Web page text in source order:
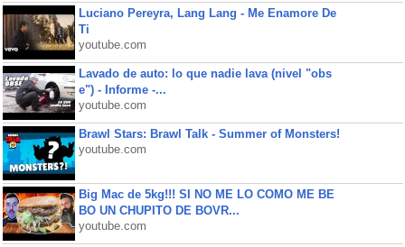
Luciano Pereyra, Lang Lang - Me Enamore De
Ti
youtube.com
Lavado de auto: lo que nadie lava (nivel "obs
e") - Informe -...
youtube.com
Brawl Stars: Brawl Talk - Summer of Monsters!
youtube.com
Big Mac de 5kg!!! SI NO ME LO COMO ME BE
BO UN CHUPITO DE BOVR...
youtube.com